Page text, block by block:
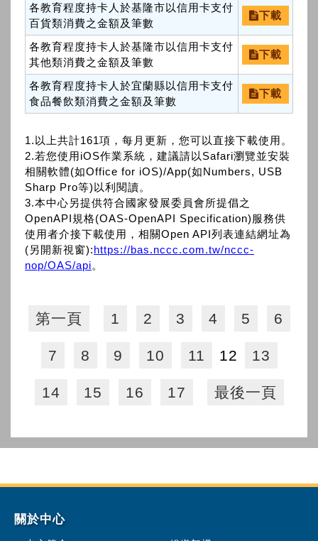
各教育程度持卡人於基隆市以信用卡支付
百貨類消費之金額及筆數
下載
各教育程度持卡人於基隆市以信用卡支付
其他類消費之金額及筆數
下載
各教育程度持卡人於宜蘭縣以信用卡支付
食品餐飲類消費之金額及筆數
下載
1.以上共計161項，每月更新，您可以直接下載使用。
2.若您使用iOS作業系統，建議請以Safari瀏覽並安裝
相關軟體(如Office for iOS)/App(如Numbers, USB
Sharp Pro等)以利閱讀。
3.本中心另提供符合國家發展委員會所提倡之
OpenAPI規格(OAS-OpenAPI Specification)服務供
使用者介接下載使用，相關Open API列表連結網址為
(另開新視窗):https://bas.nccc.com.tw/nccc-
nop/OAS/api。
第一頁 1 2 3 4 5 6
7 8 9 10 11 12 13
14 15 16 17 最後一頁
關於中心